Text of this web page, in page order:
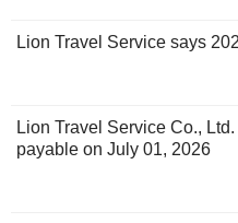
Lion Travel Service says
Lion Travel Service Co.,
payable on July 01, 2026